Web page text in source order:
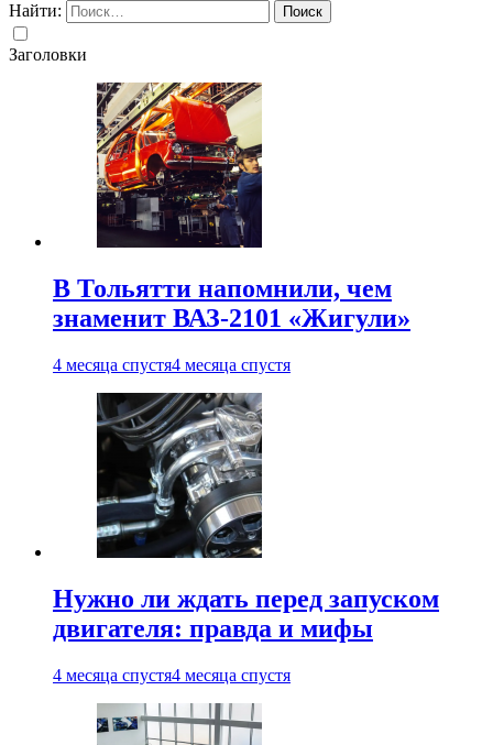
Найти:
Заголовки
В Тольятти напомнили, чем
знаменит ВАЗ-2101 «Жигули»
4 месяца спустя4 месяца спустя
Нужно ли ждать перед запуском
двигателя: правда и мифы
4 месяца спустя4 месяца спустя